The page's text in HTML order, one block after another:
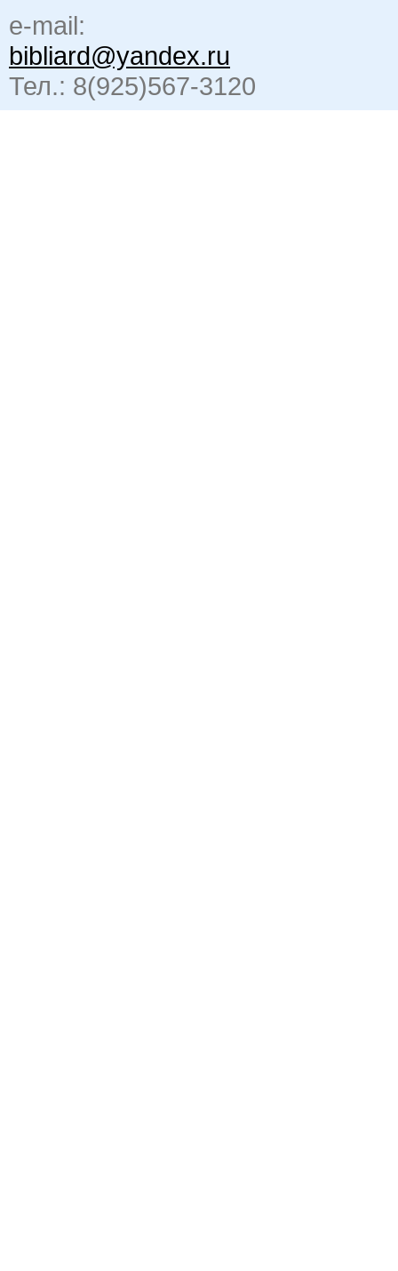
e-mail:
bibliard@yandex.ru
Тел.: 8(925)567-3120